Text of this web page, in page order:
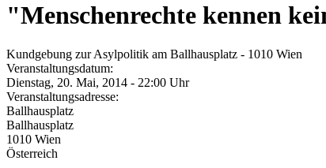
"Menschenrechte kennen
Kundgebung zur Asylpolitik am Ballhausplatz - 1010 Wien
Veranstaltungsdatum:
Dienstag, 20. Mai, 2014 - 22:00 Uhr
Veranstaltungsadresse:
Ballhausplatz
Ballhausplatz
1010 Wien
Österreich